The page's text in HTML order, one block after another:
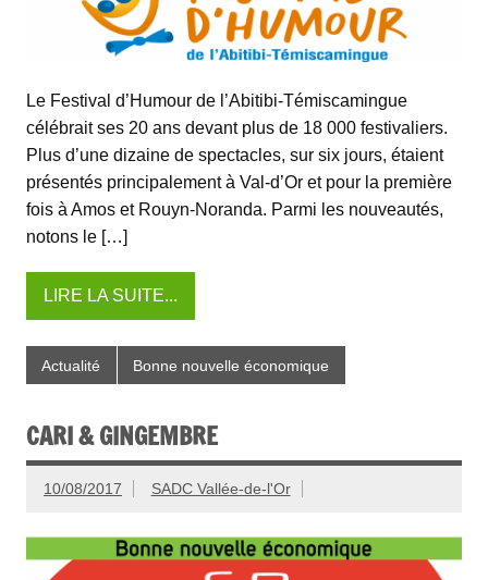
Le Festival d’Humour de l’Abitibi-Témiscamingue
célébrait ses 20 ans devant plus de 18 000 festivaliers.
Plus d’une dizaine de spectacles, sur six jours, étaient
présentés principalement à Val-d’Or et pour la première
fois à Amos et Rouyn-Noranda. Parmi les nouveautés,
notons le […]
LIRE LA SUITE...
Actualité Bonne nouvelle économique
CARI & GINGEMBRE
10/08/2017 SADC Vallée-de-l'Or